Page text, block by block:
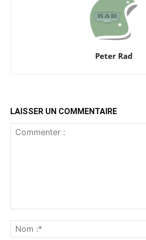
Peter Rad
LAISSER UN COMMENTAIRE